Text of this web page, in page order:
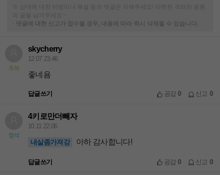
※ 상대에 대한 비방이나 욕설 등의 댓글은 피해주세요! 따뜻한 격려와 응원
-
댓글에 대한 신고가 접수될 경우, 내용에 따라 즉시 삭제될 수 있습니다.
초보
skycherry
12.07 23:46
좋네욤
답글쓰기 공감0 신고 0
정석
4키로만더빼자
10.11 22:06
내살좀가져강 아하 감사합니다!
답글쓰기 공감0 신고 0